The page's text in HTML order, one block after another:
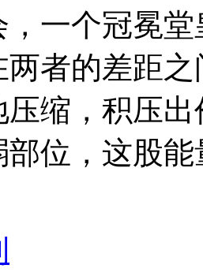
，一个冠冕
两者的差距
压缩，积压
位，这股